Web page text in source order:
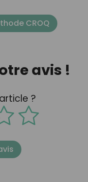
CROQ
avis !
?